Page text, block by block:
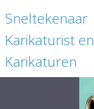
Sneltekenaar
Karikaturist en
Karikaturen